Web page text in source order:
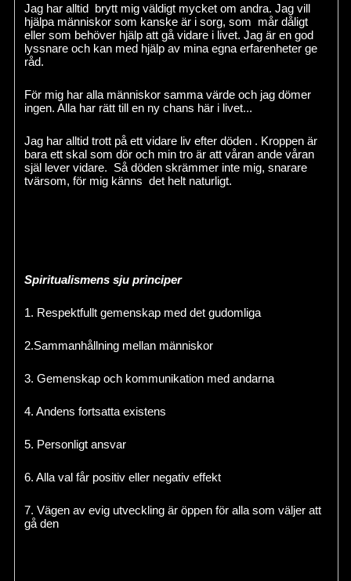
Jag har alltid brytt mig väldigt mycket om andra. Jag vill
hjälpa människor som kanske är i sorg, som mår dåligt
eller som behöver hjälp att gå vidare i livet. Jag är en god
lyssnare och kan med hjälp av mina egna erfarenheter ge
råd.
För mig har alla människor samma värde och jag dömer
ingen. Alla har rätt till en ny chans här i livet...
Jag har alltid trott på ett vidare liv efter döden . Kroppen är
bara ett skal som dör och min tro är att våran ande våran
själ lever vidare. Så döden skrämmer inte mig, snarare
tvärsom, för mig känns det helt naturligt.
Spiritualismens sju principer
1. Respektfullt gemenskap med det gudomliga
2.Sammanhållning mellan människor
3. Gemenskap och kommunikation med andarna
4. Andens fortsatta existens
5. Personligt ansvar
6. Alla val får positiv eller negativ effekt
7. Vägen av evig utveckling är öppen för alla som väljer att
gå den